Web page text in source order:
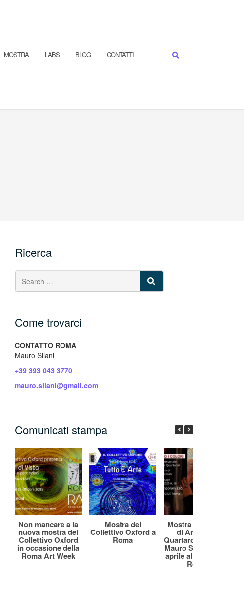
MOSTRA LABS BLOG CONTATTI
Ricerca
SEARCH
Come trovarci
CONTATTO ROMA
Mauro Silani
+39 393 043 3770
mauro.silani@gmail.com
Comunicati stampa
Non mancare a la
nuova mostra del
Collettivo Oxford
in occasione della
Roma Art Week
Mostra del
Collettivo Oxford a
Roma
Mostra personale
di Antonella
Quartaroli a cura di
Mauro Silani dal 14
aprile al 30 aprile a
Roma